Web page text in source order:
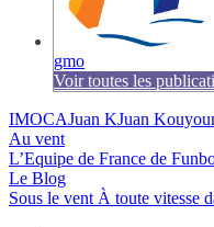
gmo
Voir toutes les
IMOCAJuan KJuan
Au vent
L’Equipe de France de
Le Blog
Sous le vent À toute vitesse